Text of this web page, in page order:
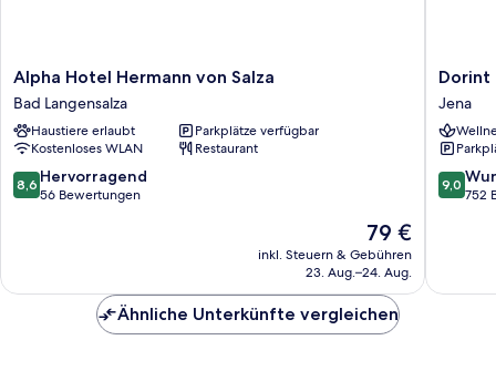
Alpha
Hotel
Hermann
von
Salza
Bad
Langensalza
Alpha Hotel Hermann von Salza
Bad Langensalza
Haustiere erlaubt
Parkplätze verfügbar
Kostenloses WLAN
Restaurant
8.6
von
8,6 Hervorragend
56 Bewertungen
Der
Preis
beträgt
79 €
inkl. Steuern & Gebühren
23. Aug.–24. Aug.
Dorint
Hotel
Jena
Jena
Dorint
Jena
9.0
von
9,0
752
Ähnliche Unterkünfte vergleichen